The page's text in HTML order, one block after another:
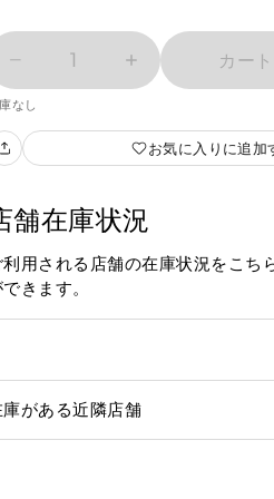
1 カー
なし
お気に入りに追加
舗在庫状況
利用される店舗の在庫状況をこち
きます。
庫がある近隣店舗